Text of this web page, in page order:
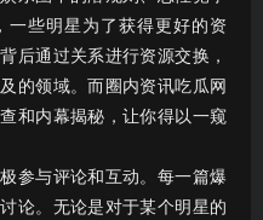
一些明星为了获得更好的资
后通过关系进行资源交换，
的领域。而圈内资讯吃瓜网
和内幕揭秘，让你得以一窥
参与评论和互动。每一篇爆
论。无论是对于某个明星的